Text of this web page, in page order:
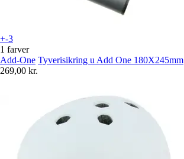
+-3
1 farver
Add-One Tyverisikring u Add One 180X245mm
269,00 kr.